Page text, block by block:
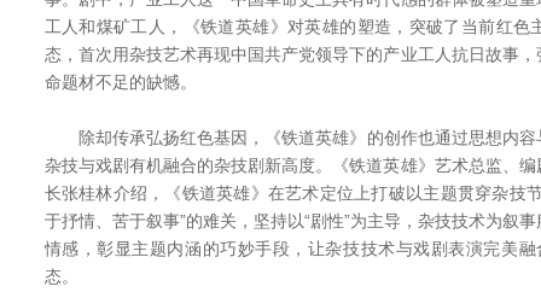
工人和煤矿工人，《铁道英雄》对英雄的塑造，突破了当前红色
态，首次用杂技艺术再现中国共产党领导下的产业工人抗日故事
命题材不足的缺憾。
除却传承弘扬红色基因，《铁道英雄》的创作也通过思想内容
杂技与戏剧有机融合的杂技剧新高度。《铁道英雄》艺术总监、
长张桂林介绍，《铁道英雄》在艺术定位上打破以主题贯穿杂技
于抒情、苦于叙事”的难关，坚持以“剧性”为主导，杂技技术为叙
情感，彰显主题内涵的巧妙手段，让杂技技术与戏剧表演完美融
态。